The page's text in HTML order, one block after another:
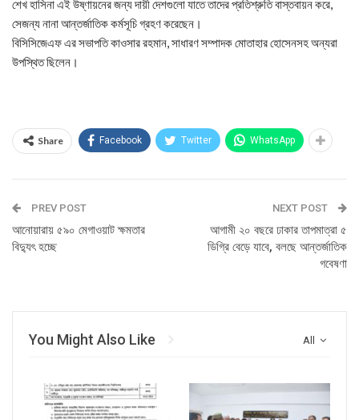
শেখ হাসিনা এই উষ্ণায়নের জন্য দায়ী দেশগুলো যাতে তাদের প্রতিশ্রুতি বাস্তবায়ন করে,
সেজন্য নানা আন্তর্জাতিক কর্মসূচি গ্রহণ করেছেন।
বিসিসিজেএফ এর সভাপতি কাওসার রহমান, সাধারণ সম্পাদক মোতাহার হোসেনসহ অন্যরা
উপস্থিত ছিলেন।
Share Facebook Twitter WhatsApp
PREV POST
আনোয়ারায় ৫৯০ মেগাওয়াট ক্ষমতার
বিদ্যুৎ হচ্ছে
NEXT POST
আগামী ২০ বছরে ঢাকার তাপমাত্রা ৫
ডিগ্রি বেড়ে যাবে, বলছে আন্তর্জাতিক
গবেষণা
All
You Might Also Like